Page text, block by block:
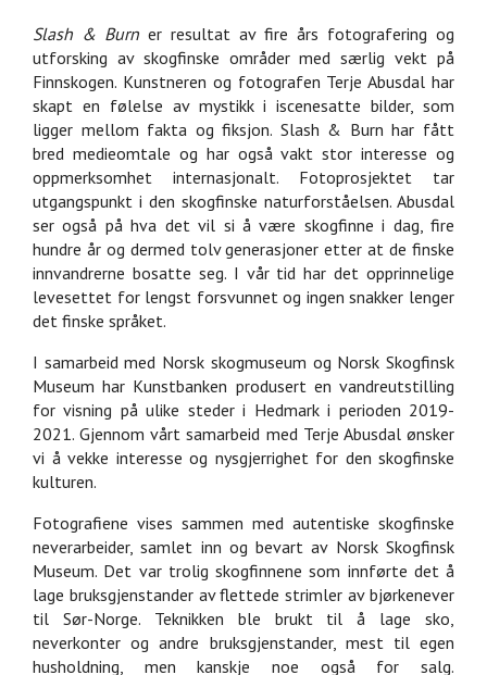
Slash & Burn er resultat av fire års fotografering og
utforsking av skogfinske områder med særlig vekt på
Finnskogen. Kunstneren og fotografen Terje Abusdal har
skapt en følelse av mystikk i iscenesatte bilder, som
ligger mellom fakta og fiksjon. Slash & Burn har fått
bred medieomtale og har også vakt stor interesse og
oppmerksomhet internasjonalt. Fotoprosjektet tar
utgangspunkt i den skogfinske naturforståelsen. Abusdal
ser også på hva det vil si å være skogfinne i dag, fire
hundre år og dermed tolv generasjoner etter at de finske
innvandrerne bosatte seg. I vår tid har det opprinnelige
levesettet for lengst forsvunnet og ingen snakker lenger
det finske språket.
I samarbeid med Norsk skogmuseum og Norsk Skogfinsk
Museum har Kunstbanken produsert en vandreutstilling
for visning på ulike steder i Hedmark i perioden 2019-
2021. Gjennom vårt samarbeid med Terje Abusdal ønsker
vi å vekke interesse og nysgjerrighet for den skogfinske
kulturen.
Fotografiene vises sammen med autentiske skogfinske
neverarbeider, samlet inn og bevart av Norsk Skogfinsk
Museum. Det var trolig skogfinnene som innførte det å
lage bruksgjenstander av flettede strimler av bjørkenever
til Sør-Norge. Teknikken ble brukt til å lage sko,
neverkonter og andre bruksgjenstander, mest til egen
husholdning, men kanskje noe også for salg.